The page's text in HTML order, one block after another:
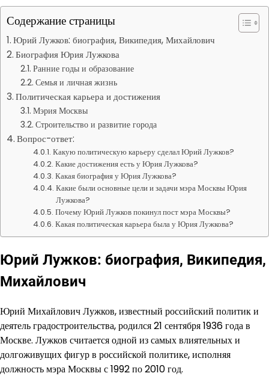
Содержание страницы
Юрий Лужков: биография, Википедия, Михайлович
Биография Юрия Лужкова
Ранние годы и образование
Семья и личная жизнь
Политическая карьера и достижения
Мэрия Москвы
Строительство и развитие города
Вопрос-ответ:
Какую политическую карьеру сделал Юрий Лужков?
Какие достижения есть у Юрия Лужкова?
Какая биография у Юрия Лужкова?
Какие были основные цели и задачи мэра Москвы Юрия
Лужкова?
Почему Юрий Лужков покинул пост мэра Москвы?
Какая политическая карьера была у Юрия Лужкова?
Юрий Лужков: биография, Википедия,
Михайлович
Юрий Михайлович Лужков, известный российский политик и
деятель градостроительства, родился 21 сентября 1936 года в
Москве. Лужков считается одной из самых влиятельных и
долгоживущих фигур в российской политике, исполняя
должность мэра Москвы с 1992 по 2010 год.